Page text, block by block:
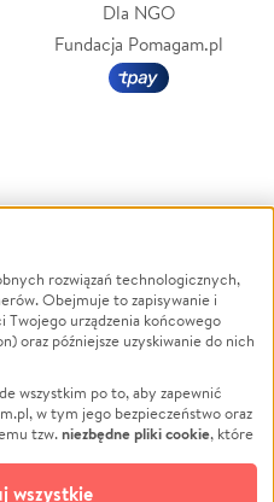
Dla NGO
Fundacja Pomagam.pl
Powódź
Wichura
NGO
Edukacja
Podróż
Impreza
rozwiązań technologicznych,
Obejmuje to zapisywanie i
urządzenia końcowego
oraz późniejsze uzyskiwanie do nich
wszystkim po to, aby zapewnić
w tym jego bezpieczeństwo oraz
tzw.niezbędne pliki cookie, które
cookie
wszystkie